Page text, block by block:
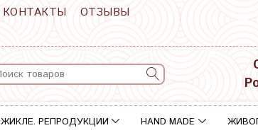
КОНТАКТЫ
ОТЗЫВЫ
ЖИКЛЕ. РЕПРОДУКЦИИ HAND MADE